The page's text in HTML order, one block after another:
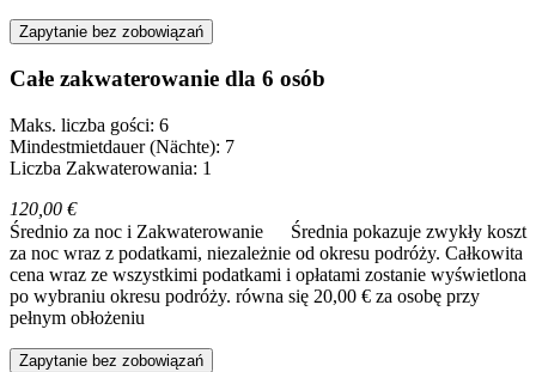
Zapytanie bez zobowiązań
Całe zakwaterowanie dla 6 osób
Maks. liczba gości: 6
Mindestmietdauer (Nächte): 7
Liczba Zakwaterowania: 1
120,00 €
Średnio za noc i Zakwaterowanie
Średnia pokazuje zwykły koszt
za noc wraz z podatkami, niezależnie od okresu podróży. Całkowita
cena wraz ze wszystkimi podatkami i opłatami zostanie wyświetlona
po wybraniu okresu podróży. równa się 20,00 € za osobę przy
pełnym obłożeniu
Zapytanie bez zobowiązań